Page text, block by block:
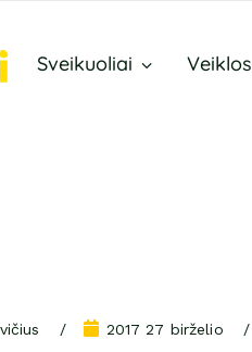
Sveikuoliai Veiklos
2017 27 birželio